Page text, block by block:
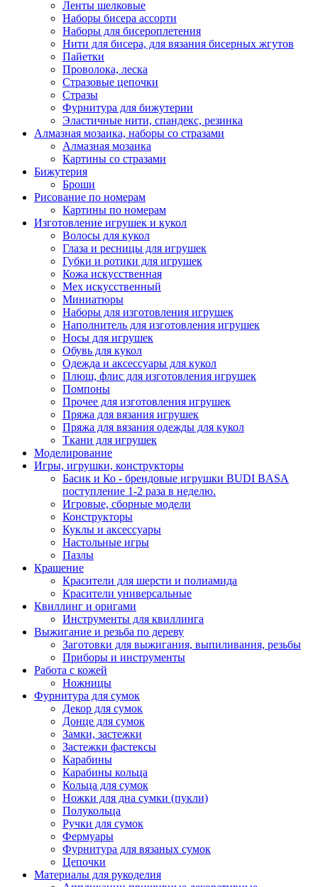
Ленты шелковые
Наборы бисера ассорти
Наборы для бисероплетения
Нити для бисера, для вязания бисерных жгутов
Пайетки
Проволока, леска
Стразовые цепочки
Стразы
Фурнитура для бижутерии
Эластичные нити, спандекс, резинка
Алмазная мозаика, наборы со стразами
Алмазная мозаика
Картины co стразами
Бижутерия
Броши
Рисование по номерам
Картины по номерам
Изготовление игрушек и кукол
Волосы для кукол
Глаза и ресницы для игрушек
Губки и ротики для игрушек
Кожа искусственная
Мех искусственный
Миниатюры
Наборы для изготовления игрушек
Наполнитель для изготовления игрушек
Носы для игрушек
Обувь для кукол
Одежда и аксессуары для кукол
Плюш, флис для изготовления игрушек
Помпоны
Прочее для изготовления игрушек
Пряжа для вязания игрушек
Пряжа для вязания одежды для кукол
Ткани для игрушек
Моделирование
Игры, игрушки, конструкторы
Басик и Ко - брендовые игрушки BUDI BASA
поступление 1-2 раза в неделю.
Игровые, сборные модели
Конструкторы
Куклы и аксессуары
Настольные игры
Пазлы
Крашение
Красители для шерсти и полиамида
Красители универсальные
Квиллинг и оригами
Инструменты для квиллинга
Выжигание и резьба по дереву
Заготовки для выжигания, выпиливания, резьбы
Приборы и инструменты
Работа с кожей
Ножницы
Фурнитура для сумок
Декор для сумок
Донце для сумок
Замки, застежки
Застежки фастексы
Карабины
Карабины кольца
Кольца для сумок
Ножки для дна сумки (пукли)
Полукольца
Ручки для сумок
Фермуары
Фурнитура для вязаных сумок
Цепочки
Материалы для рукоделия